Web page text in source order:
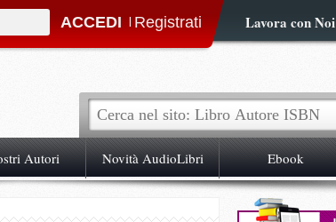
| Lavora con Noi
Autori Novità AudioLibri Ebook